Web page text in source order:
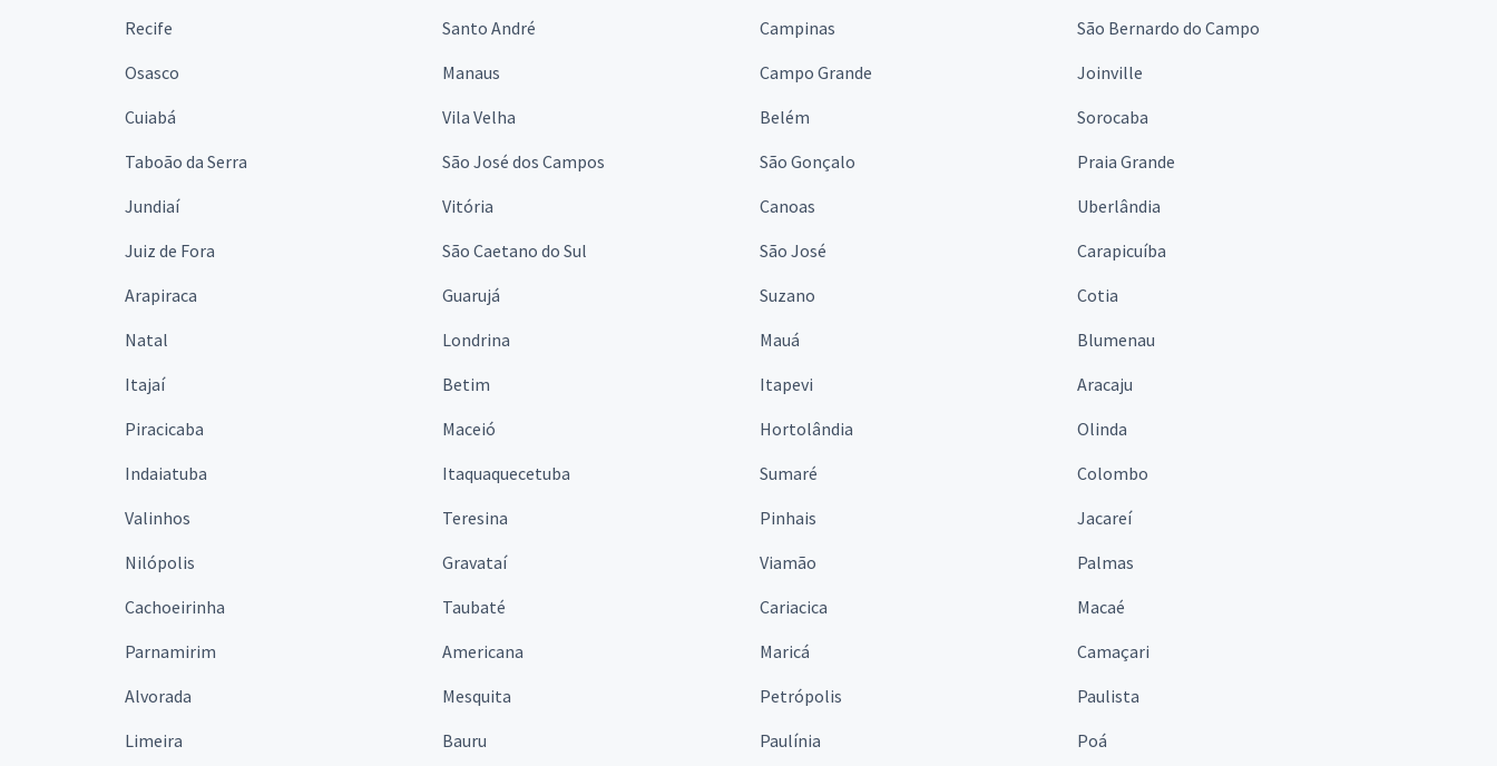
Recife
Santo André Campinas
São Bernardo do Campo
Osasco
Manaus Campo Grande
Joinville
Cuiabá
Vila Velha Belém
Sorocaba
Taboão da Serra
São José dos Campos São Gonçalo
Praia Grande
Jundiaí
Vitória Canoas
Uberlândia
Juiz de Fora
São Caetano do Sul São José
Carapicuíba
Arapiraca
Guarujá Suzano
Cotia
Natal
Londrina Mauá
Blumenau
Itajaí
Betim Itapevi
Aracaju
Piracicaba
Maceió Hortolândia
Olinda
Indaiatuba
Itaquaquecetuba Sumaré
Colombo
Valinhos
Teresina Pinhais
Jacareí
Nilópolis
Gravataí Viamão
Palmas
Cachoeirinha
Taubaté Cariacica
Macaé
Parnamirim
Americana Maricá
Camaçari
Alvorada
Mesquita Petrópolis
Paulista
Limeira
Bauru Paulínia Poá